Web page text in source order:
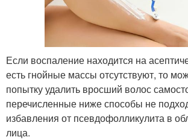
Если воспаление находится на
есть гнойные массы отсутствуют, то
попытку удалить вросший волос
перечисленные ниже способы не
избавления от псевдофолликулита в
лица.